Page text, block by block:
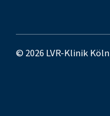
© 2026 LVR-Klinik Köln